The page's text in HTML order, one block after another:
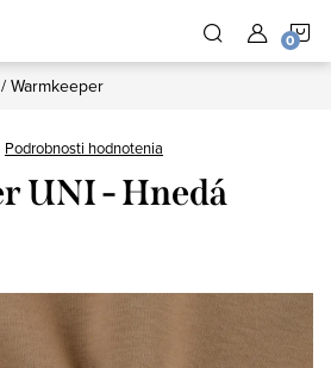
Warmkeeper
Podrobnosti hodnotenia
UNI - Hnedá